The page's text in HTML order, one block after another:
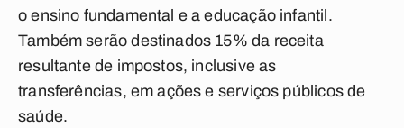
o ensino fundamental e a educação infantil.
Também serão destinados 15% da receita
resultante de impostos, inclusive as
transferências, em ações e serviços públicos de
saúde.